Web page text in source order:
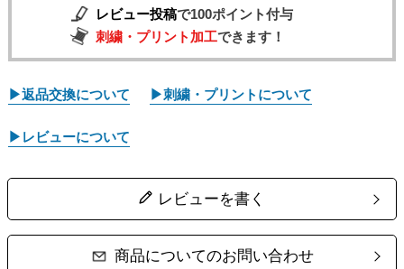
レビュー投稿で100ポイント付与
刺繍・プリント加工できます！
▶返品交換について ▶刺繍・プリントについて
▶レビューについて
レビューを書く
商品についてのお問い合わせ